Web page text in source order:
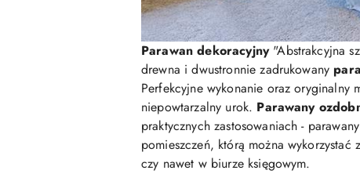
Parawan dekoracyjny"Abstrakcyjna
drewna i dwustronnie zadrukowany
Perfekcyjne wykonanie oraz oryginalny
niepowtarzalny urok. Parawany
praktycznych zastosowaniach -
pomieszczeń, którą można
czy nawet w biurze księgowym.